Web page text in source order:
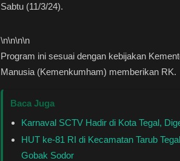
Sabtu (11/3/24).
\n\n\n\n
Program ini sesuai dengan kebijakan
Manusia (Kemenkumham) memberikan RK.
Baca Juga
Karnaval SCTV Hadir di Kota Tegal,
HUT ke-81 RI di Kecamatan Tarub
Gobak Sodor